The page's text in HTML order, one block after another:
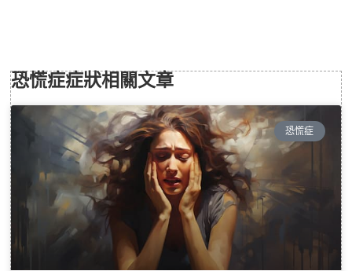
恐慌症症狀相關文章
恐慌症